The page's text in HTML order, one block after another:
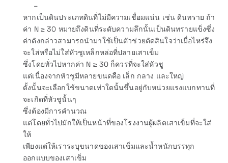
–
หากเป็นดินประเภทดินที่ไม่มีความเชื่อมแน่น เช่น ดินทราย ถ้า
ค่า N ≥ 30 หมายถึงดินที่ระดับความลึกนั้นเป็นดินทรายแข็งซึ่ง
ค่าดังกล่าวสามารถนำมาใช้เป็นตัวช่วยตัดสินใจว่าเมื่อไหร่จึง
จะใส่หรือไม่ใส่หัวชูเหล็กหล่อที่ปลายเสาเข็ม
ซึ่งโดยทั่วไปหากค่า N ≥ 30 ก็ควรที่จะใส่หัวชู
แต่เนื่องจากหัวชูมีหลายขนดคือ เล็ก กลาง และใหญ่
ดั้งนั้นจะเลือกใช้ขนาดเท่าใดนั้นขึ้นอยู่กับหน่วยแรงแบกทานที่
จะเกิดที่หัวชูนั้นๆ
ซึ่งต้องมีการคำนวณ
แต่โดยทั่วไปมักให้เป็นหน้าที่ของโรงงานผู้ผลิตเสาเข็มที่จะใส่
ให้
เพียงแต่ให้เราระบุขนาดของเสาเข็มและน้ำหนักบรรทุก
ออกแบบของเสาเข็ม